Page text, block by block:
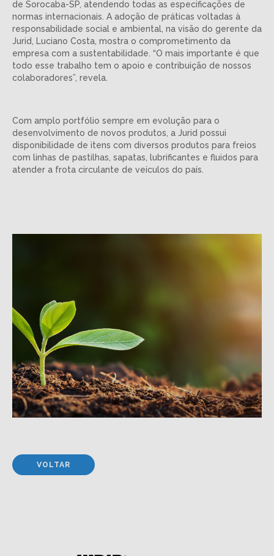
de Sorocaba-SP, atendendo todas as especificações de
normas internacionais. A adoção de práticas voltadas à
responsabilidade social e ambiental, na visão do gerente da
Jurid, Luciano Costa, mostra o comprometimento da
empresa com a sustentabilidade. “O mais importante é que
todo esse trabalho tem o apoio e contribuição de nossos
colaboradores”, revela.
Com amplo portfólio sempre em evolução para o
desenvolvimento de novos produtos, a Jurid possui
disponibilidade de itens com diversos produtos para freios
com linhas de pastilhas, sapatas, lubrificantes e fluidos para
atender a frota circulante de veículos do país.
VOLTAR